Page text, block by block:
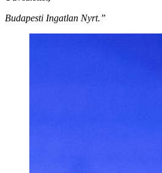
Budapesti Ingatlan Nyrt.”